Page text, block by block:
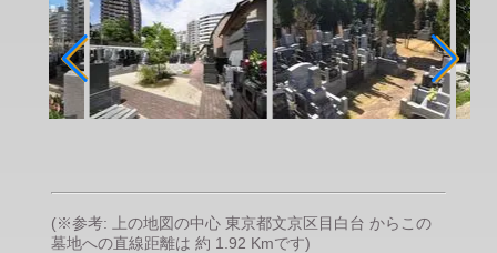
(※参考: 上の地図の中心 東京都文京区目白台 からこの
墓地への直線距離は 約 1.92 Kmです)